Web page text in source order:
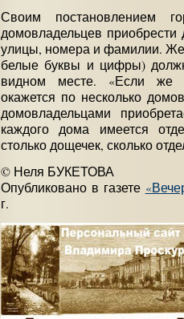
Своим постановлением
домовладельцев
улицы, номера и фамилии.
белые буквы и цифры)
видном месте. «Если же
окажется по несколько
домовладельцами
каждого дома имеется
столько дощечек, сколько
© Неля БУКЕТОВА
Опубликовано в газете
г.